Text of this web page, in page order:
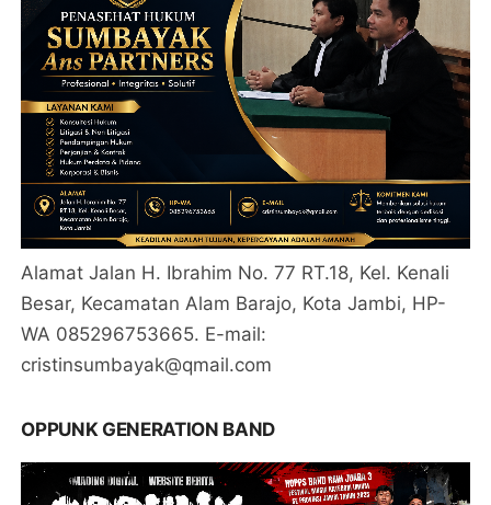
Alamat Jalan H. Ibrahim No. 77 RT.18, Kel. Kenali
Besar, Kecamatan Alam Barajo, Kota Jambi, HP-
WA 085296753665. E-mail:
cristinsumbayak@qmail.com
OPPUNK GENERATION BAND